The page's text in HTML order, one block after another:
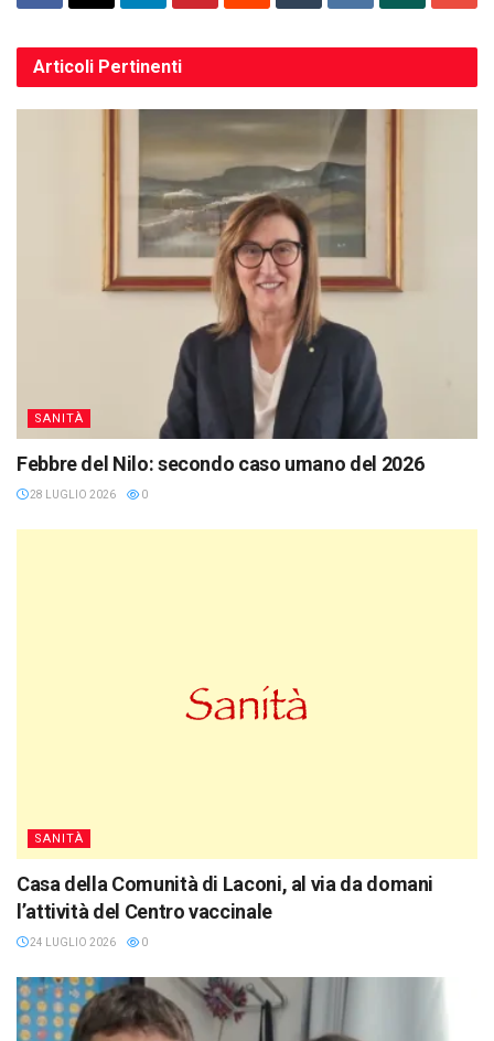
Articoli Pertinenti
SANITÀ
Febbre del Nilo: secondo caso umano del 2026
28 LUGLIO 2026 0
SANITÀ
Casa della Comunità di Laconi, al via da domani
l’attività del Centro vaccinale
24 LUGLIO 2026 0